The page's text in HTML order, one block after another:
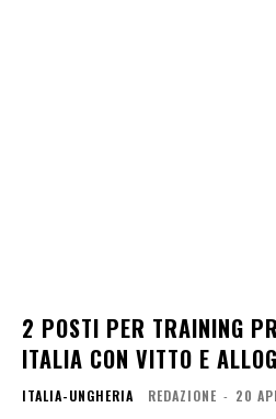
2 POSTI PER TRAINING
ITALIA CON VITTO E
ITALIA-UNGHERIA REDAZIONE - 20